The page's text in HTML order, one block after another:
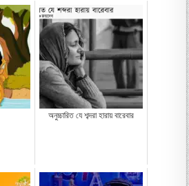
অনুচ্চারিত যে শব্দরা হারায় বারেবার